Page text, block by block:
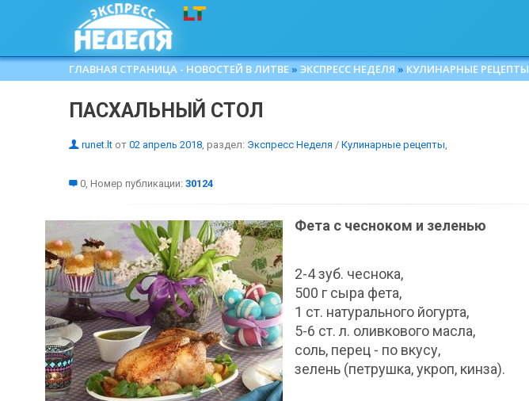
ГЛАВНАЯ СТРАНИЦА - НОВОСТЕЙ В ЛИТВЕ » ЭКСПРЕСС НЕДЕЛЯ » КУЛИНАРНЫЕ РЕЦЕПТЫ
ПАСХАЛЬНЫЙ СТОЛ
runet.lt от 02 апрель 2018, раздел: Экспресс Неделя / Кулинарные рецепты,
0, Номер публикации: 30124
Фета с чесноком и зеленью
2-4 зуб. чеснока,
500 г сыра фета,
1 ст. натурального йогурта,
5-6 ст. л. оливкового масла,
соль, перец - по вкусу,
зелень (петрушка, укроп, кинза).